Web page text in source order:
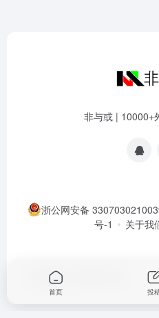
非与或 | 10000+
浙公网安备
号-1
关于我
Copyright © 2026
首页 投